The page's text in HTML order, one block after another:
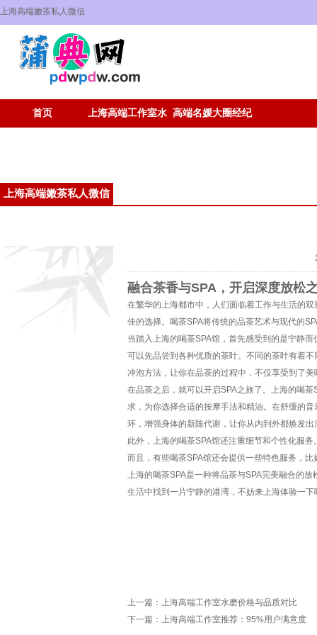
上海高端嫩茶私人微信
首页 上海高端工作室水 高端名媛大圈经纪
上海高端嫩茶私人微信
高端名媛大圈经纪人
融合茶香与SPA，开启深度放松
在繁华的上海都市中，人们面临着工作与生活的
佳的选择。喝茶SPA将传统的品茶艺术与现代的
当踏入上海的喝茶SPA馆，首先感受到的是宁静
可以先品尝到各种优质的茶叶。不同的茶叶有着
冲泡方法，让你在品茶的过程中，不仅享受到了
在品茶之后，就可以开启SPA之旅了。上海的喝
求，为你选择合适的按摩手法和精油。在舒缓的
环，增强身体的新陈代谢，让你从内到外都焕发出
此外，上海的喝茶SPA馆还注重细节和个性化服
而且，有些喝茶SPA馆还会提供一些特色服务，
上海的喝茶SPA是一种将品茶与SPA完美融合的
生活中找到一片宁静的港湾，不妨来上海体验一
上一篇： 上海高端工作室水磨价格与品质对比
下一篇： 上海高端工作室推荐：95%用户满意度